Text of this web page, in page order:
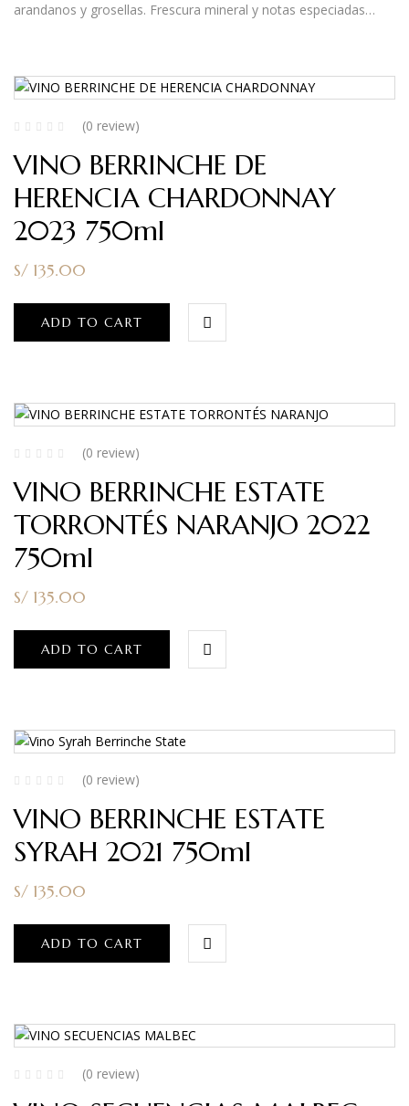
arandanos y grosellas. Frescura mineral y notas especiadas…
(0 review)
VINO BERRINCHE DE
HERENCIA CHARDONNAY
2023 750ml
S/ 135.00
ADD TO CART
(0 review)
VINO BERRINCHE ESTATE
TORRONTÉS NARANJO 2022
750ml
S/ 135.00
ADD TO CART
(0 review)
VINO BERRINCHE ESTATE
SYRAH 2021 750ml
S/ 135.00
ADD TO CART
(0 review)